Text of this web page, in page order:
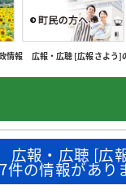
総合トップ
情報 広報・広聴 [広報さよう]
報・広聴 [広
件の情報があり